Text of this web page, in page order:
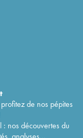
de nos pépites
: nos découvertes du